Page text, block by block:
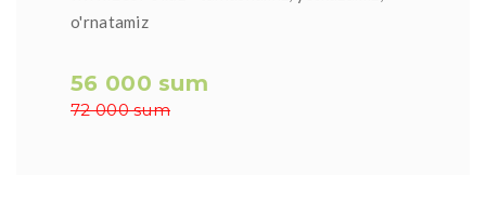
o'rnatamiz
56 000 sum
72 000 sum